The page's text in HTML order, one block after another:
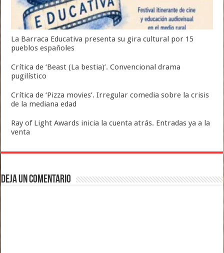
La Barraca Educativa presenta su gira cultural por 15
pueblos españoles
Crítica de ‘Beast (La bestia)’. Convencional drama
pugilístico
Crítica de ‘Pizza movies’. Irregular comedia sobre la crisis
de la mediana edad
Ray of Light Awards inicia la cuenta atrás. Entradas ya a la
venta
Deja un comentario